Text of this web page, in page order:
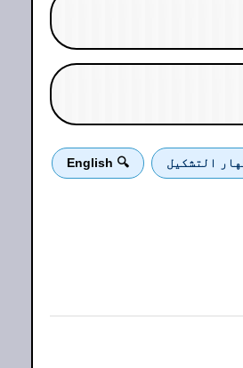
التشكيل 🔍 English